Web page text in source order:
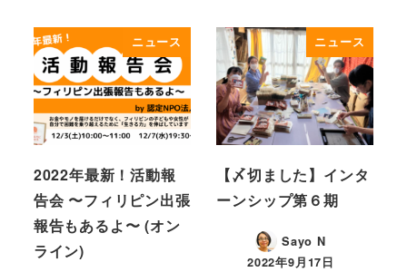
ニュース
2022年最新！活動報
告会 〜フィリピン出張
報告もあるよ〜 (オン
ライン)
ニュース
【〆切ました】インタ
ーンシップ第６期
Sayo N
2022年9月17日